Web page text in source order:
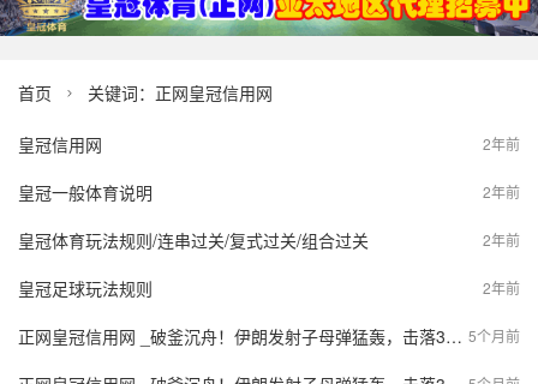
首页  关键词：正网皇冠信用网
2年前
皇冠信用网
2年前
皇冠一般体育说明
2年前
皇冠体育玩法规则/连串过关/复式过关/组合过关
2年前
皇冠足球玩法规则
5个月前
正网皇冠信用网 _破釜沉舟！伊朗发射子母弹猛轰，击落37架无人机，中东被炸成火海